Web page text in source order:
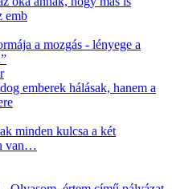
emb
a mozgás - lényege a
emberek hálásak, hanem a
minden kulcsa a két
van…